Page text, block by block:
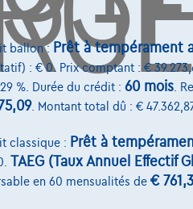
ballon : Prêt à tempérament
: € 0. Prix comptant : €
%. Durée du crédit : 60 mois.
. Montant total dû : €
classique : Prêt à
TAEG (Taux Annuel Effectif
en 60 mensualités de €